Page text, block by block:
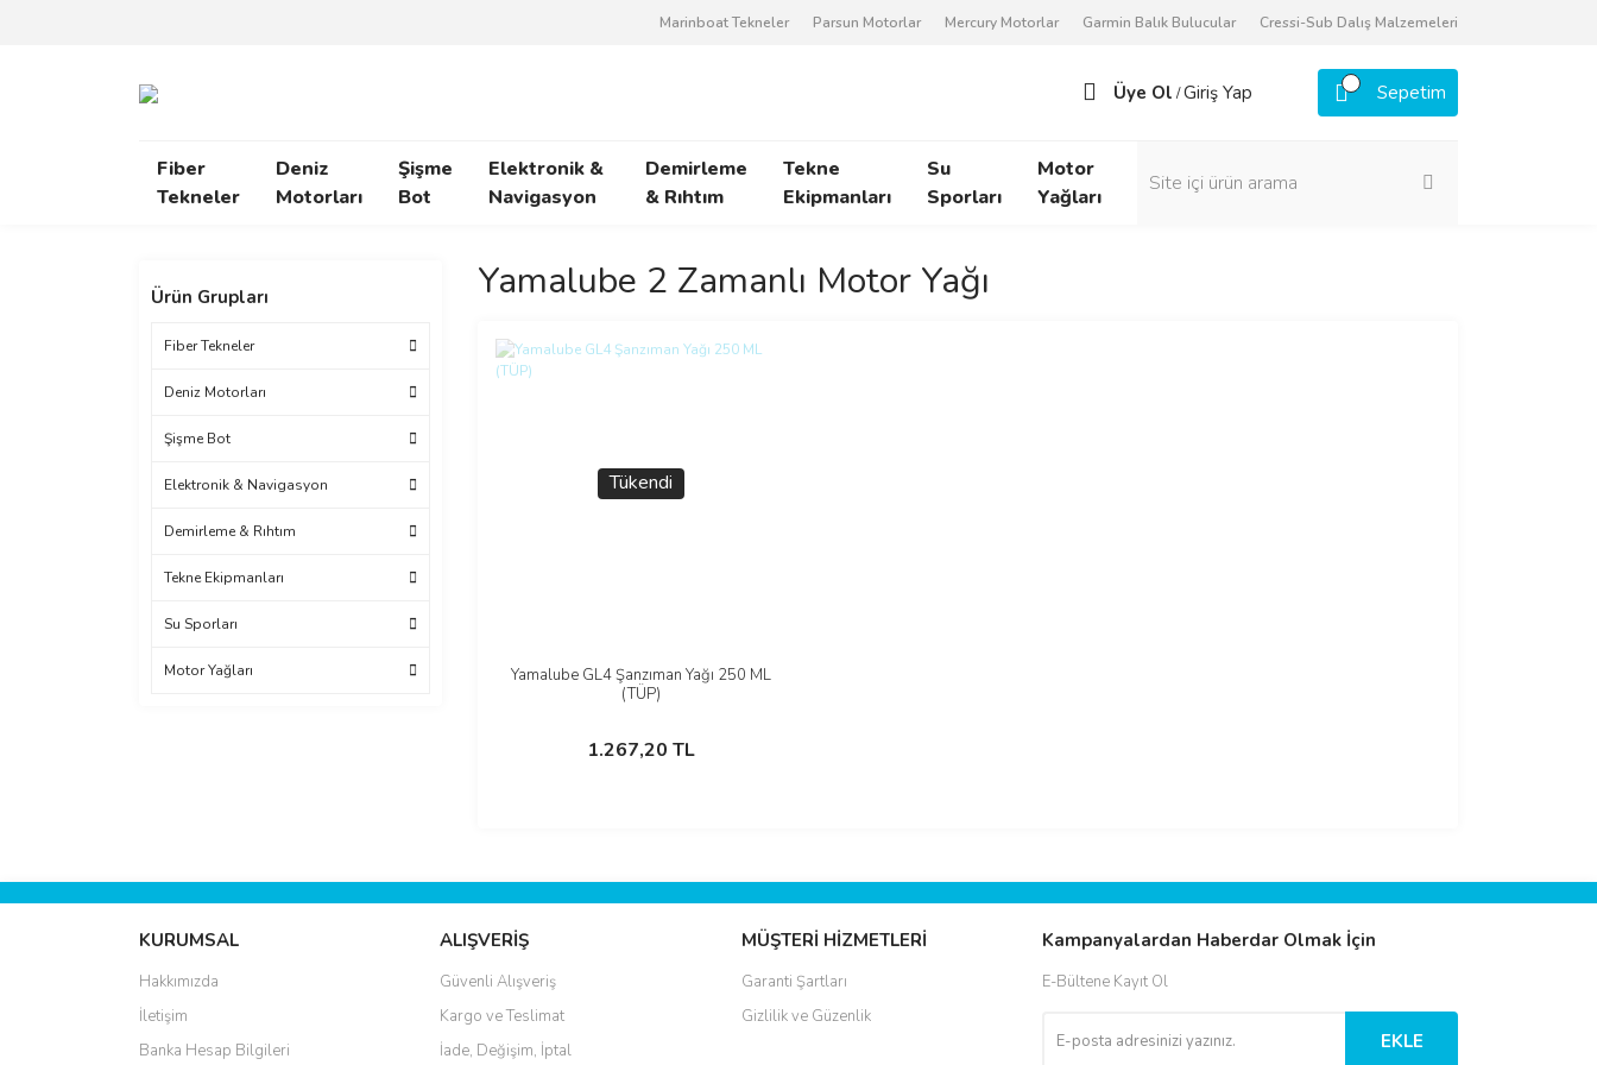
Marinboat Tekneler Parsun Motorlar Mercury Motorlar Garmin Balık Bulucular Cressi-Sub Dalış Malzemeleri
Üye Ol /Giriş Yap Sepetim
Fiber
Tekneler
Deniz
Motorları
Şişme
Bot
Elektronik &
Navigasyon
Demirleme
& Rıhtım
Tekne
Ekipmanları
Su
Sporları
Motor
Yağları
Ürün Grupları
Fiber Tekneler
Deniz Motorları
Şişme Bot
Elektronik & Navigasyon
Demirleme & Rıhtım
Tekne Ekipmanları
Su Sporları
Motor Yağları
Yamalube 2 Zamanlı Motor Yağı
Tükendi
Yamalube GL4 Şanzıman Yağı 250 ML
(TÜP)
1.267,20 TL
İncele
Stokta Yok
KURUMSAL
Hakkımızda
İletişim
Banka Hesap Bilgileri
ALIŞVERİŞ
Güvenli Alışveriş
Kargo ve Teslimat
İade, Değişim, İptal
MÜŞTERİ HİZMETLERİ
Garanti Şartları
Gizlilik ve Güzenlik
Kampanyalardan Haberdar Olmak İçin
E-Bültene Kayıt Ol
EKLE